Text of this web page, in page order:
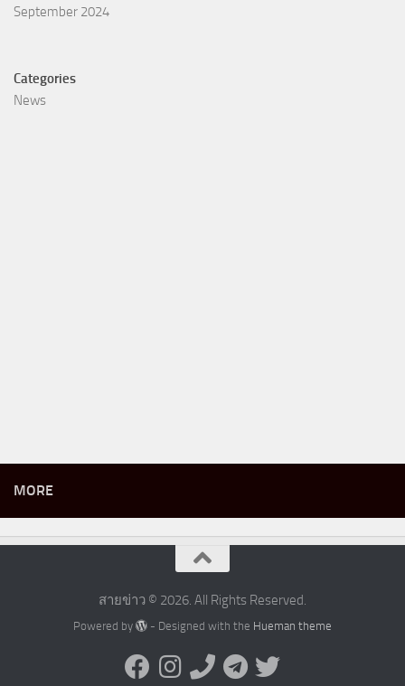
September 2024
Categories
News
MORE
สายข่าว © 2026. All Rights Reserved.
Powered by - Designed with the Hueman theme